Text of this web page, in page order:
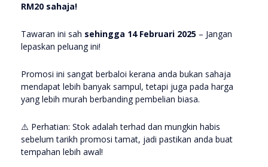
RM20 sahaja!
Tawaran ini sah sehingga 14 Februari 2025 – Jangan
lepaskan peluang ini!
Promosi ini sangat berbaloi kerana anda bukan sahaja
mendapat lebih banyak sampul, tetapi juga pada harga
yang lebih murah berbanding pembelian biasa.
⚠️ Perhatian: Stok adalah terhad dan mungkin habis
sebelum tarikh promosi tamat, jadi pastikan anda buat
tempahan lebih awal!